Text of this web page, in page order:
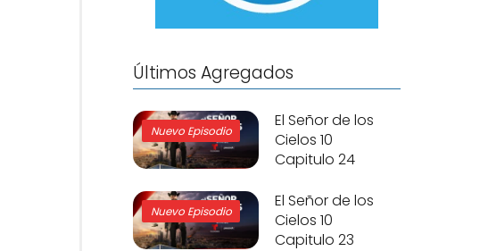
Últimos Agregados
Nuevo Episodio
El Señor de los
Cielos 10
Capitulo 24
Nuevo Episodio
El Señor de los
Cielos 10
Capitulo 23